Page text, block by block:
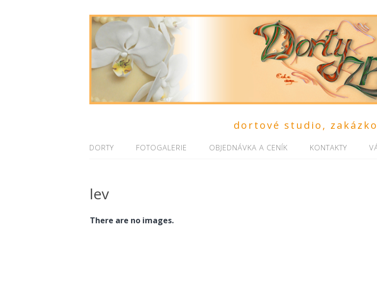
dortové studio,
DORTY FOTOGALERIE OBJEDNÁVKA A CENÍK KONTAKTY
lev
There are no images.